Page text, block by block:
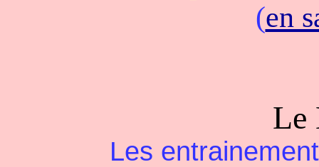
(en
Le
Les